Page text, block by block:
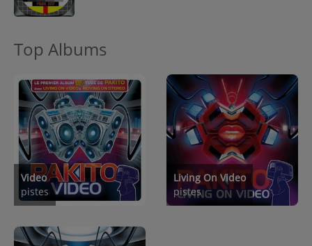
Top Albums
Video
pistes
Living On Video
pistes